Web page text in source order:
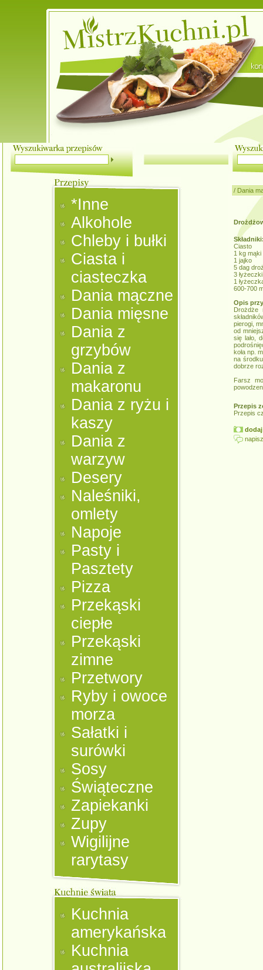
*Inne
Alkohole
Chleby i bułki
Ciasta i
ciasteczka
Dania mączne
Dania mięsne
Dania z
grzybów
Dania z
makaronu
Dania z ryżu i
kaszy
Dania z
warzyw
Desery
Naleśniki,
omlety
Napoje
Pasty i
Pasztety
Pizza
Przekąski
ciepłe
Przekąski
zimne
Przetwory
Ryby i owoce
morza
Sałatki i
surówki
Sosy
Świąteczne
Zapiekanki
Zupy
Wigilijne
rarytasy
Kuchnia
amerykańska
Kuchnia
/ Dania
Ciasto
1 kg mąki
1 jajko
5 dag
3
1
600-700
Opis
pierogi,
od
się lało,
koła np.
na
dobrze
Farsz
Przepis
Przepis